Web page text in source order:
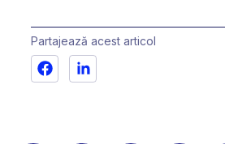
Partajează acest articol